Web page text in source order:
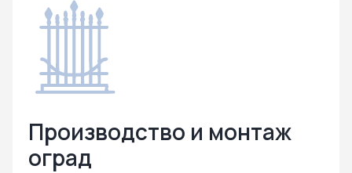
Производство и монтаж
оград